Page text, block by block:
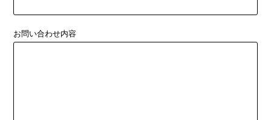
お問い合わせ内容